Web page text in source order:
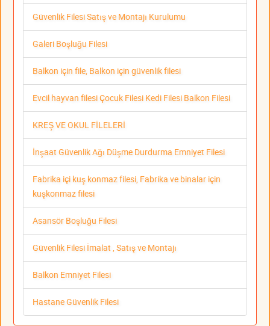
Güvenlik Filesi Satış ve Montajı Kurulumu
Galeri Boşluğu Filesi
Balkon için file, Balkon için güvenlik filesi
Evcil hayvan filesi Çocuk Filesi Kedi Filesi Balkon Filesi
KREŞ VE OKUL FİLELERİ
İnşaat Güvenlik Ağı Düşme Durdurma Emniyet Filesi
Fabrika içi kuş konmaz filesi, Fabrika ve binalar için
kuşkonmaz filesi
Asansör Boşluğu Filesi
Güvenlik Filesi İmalat , Satış ve Montajı
Balkon Emniyet Filesi
Hastane Güvenlik Filesi